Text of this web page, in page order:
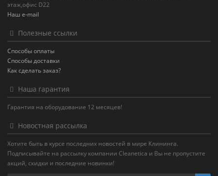
этаж,офис D22
Наш e-mail
Полезные ссылки
Способы оплаты
Способы доставки
Как сделать заказ?
Наша гарантия
Гарантия на оборудование 12 месяцев!
Новостная рассылка
Хотите быть в курсе последних новостей в мире Клининга.
Подписывайте на рассылку компании Cleanetica и Вы не пропустите
акций, скидки и последние новинки!